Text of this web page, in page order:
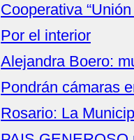
Cooperativa
Por el interior
Alejandra Boero:
Pondrán cámaras
Rosario: La